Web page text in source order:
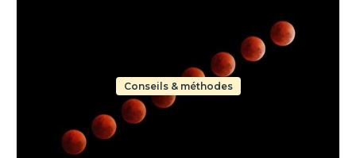
Conseils & méthodes